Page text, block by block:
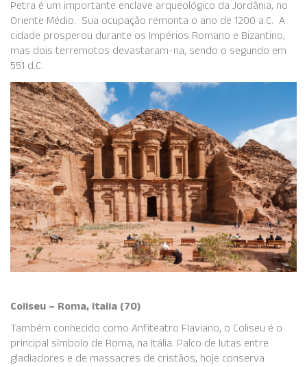
Petra é um importante enclave arqueológico da Jordânia, no
Oriente Médio. Sua ocupação remonta o ano de 1200 a.C. A
cidade prosperou durante os Impérios Romano e Bizantino,
mas dois terremotos devastaram-na, sendo o segundo em
551 d.C.
Coliseu – Roma, Italia (70)
Também conhecido como Anfiteatro Flaviano, o Coliseu é o
principal símbolo de Roma, na Itália. Palco de lutas entre
gladiadores e de massacres de cristãos, hoje conserva